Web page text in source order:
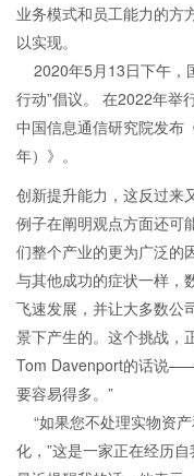
业务模式和员工能力的方
以实现。
2020年5月13日下午，
行动”倡议。 在2022年举
中国信息通信研究院发布
年）》。
创新提升能力，这反过来
例子在阐明观点方面还可
们整个产业的更为广泛的
与其他成功的症状一样，
飞速发展，并让大多数公
景下产生的。这个挑战，
Tom Davenport的话说
要容易得多。”
“如果您不处理实物资
化，”这是一家正在经历